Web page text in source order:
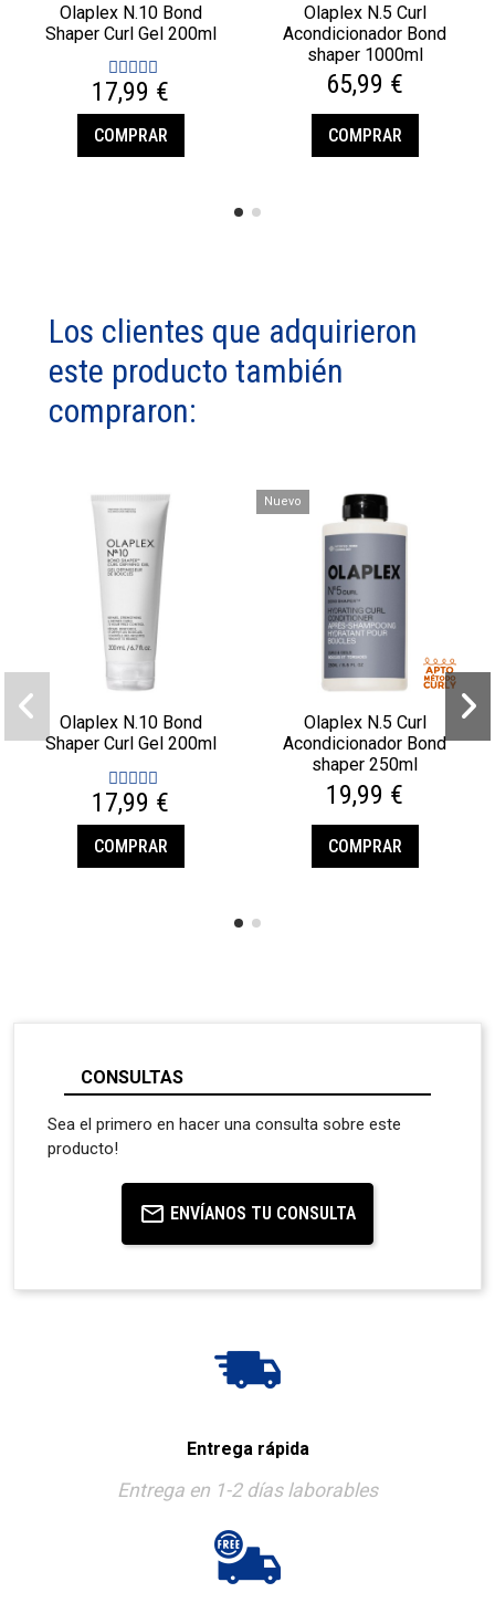
Olaplex N.10 Bond
Shaper Curl Gel 200ml
17,99 €
COMPRAR
Olaplex N.5 Curl
Acondicionador Bond
shaper 1000ml
65,99 €
COMPRAR
Los clientes que adquirieron
este producto también
compraron:
Olaplex N.10 Bond
Shaper Curl Gel 200ml
17,99 €
COMPRAR
Nuevo
Olaplex N.5 Curl
Acondicionador Bond
shaper 250ml
19,99 €
COMPRAR
CONSULTAS
Sea el primero en hacer una consulta sobre este
producto!
ENVÍANOS TU CONSULTA
Entrega rápida
Entrega en 1-2 días laborables